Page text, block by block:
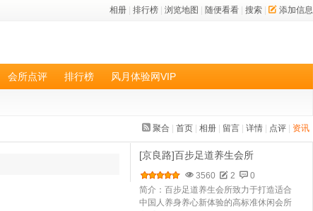
相册 排行榜 浏览地图 随便看看 搜索 添加信息
会所点评 排行榜 风月体验网VIP
聚合 首页 相册 留言 详情 点评 资讯
[京良路]百步足道养生会所
3560 2
0
简介：百步足道养生会所致力于打造适合
中国人养身养心新体验的高标准休闲会所